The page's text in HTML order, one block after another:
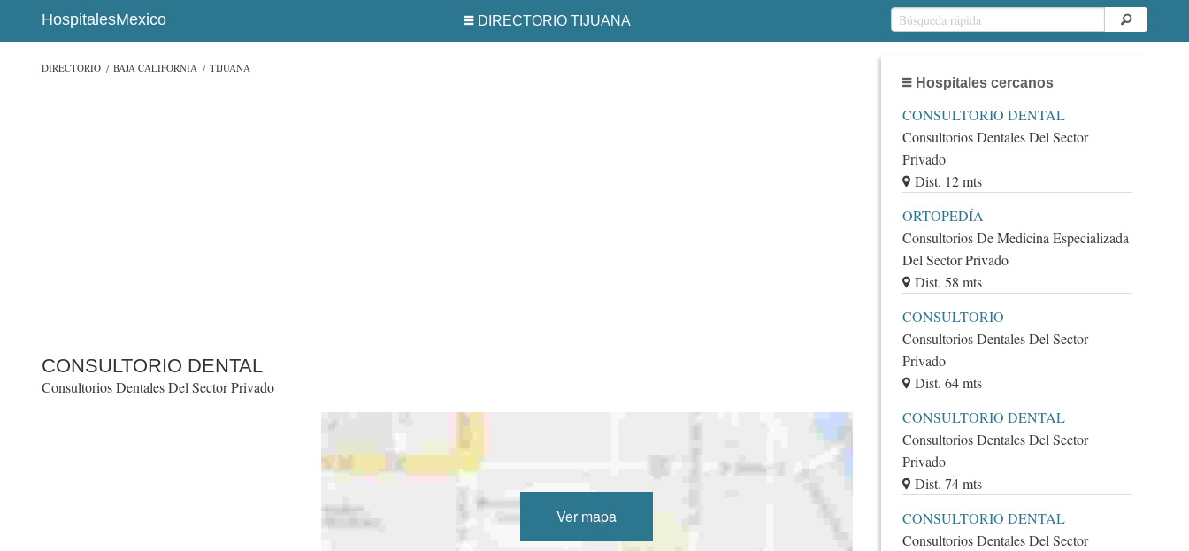
HospitalesMexico DIRECTORIO TIJUANA
DIRECTORIO BAJA CALIFORNIA TIJUANA
CONSULTORIO DENTAL
Consultorios Dentales Del Sector Privado
Ver mapa
Hospitales cercanos
CONSULTORIO DENTAL
Consultorios Dentales Del Sector
Privado
Dist. 12 mts
ORTOPEDÍA
Consultorios De Medicina Especializada
Del Sector Privado
Dist. 58 mts
CONSULTORIO
Consultorios Dentales Del Sector
Privado
Dist. 64 mts
CONSULTORIO DENTAL
Consultorios Dentales Del Sector
Privado
Dist. 74 mts
CONSULTORIO DENTAL
Consultorios Dentales Del Sector